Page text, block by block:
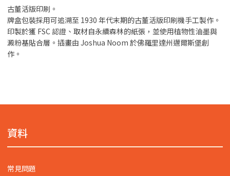
古董活版印刷。
牌盒包裝採用可追溯至 1930 年代末期的古董活版印刷機手工製作。
印製於獲 FSC 認證、取材自永續森林的紙張，並使用植物性油墨與
澱粉基貼合層。插畫由 Joshua Noom 於佛羅里達州邁爾斯堡創
作。
資料
常見問題